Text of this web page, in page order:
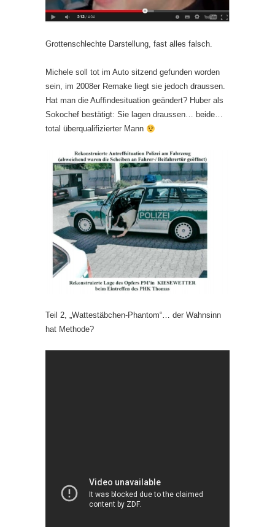
Grottenschlechte Darstellung, fast alles falsch.
Michele soll tot im Auto sitzend gefunden worden
sein, im 2008er Remake liegt sie jedoch draussen.
Hat man die Auffindesituation geändert? Huber als
Sokochef bestätigt: Sie lagen draussen… beide…
total überqualifizierter Mann
Teil 2, „Wattestäbchen-Phantom“… der Wahnsinn
hat Methode?